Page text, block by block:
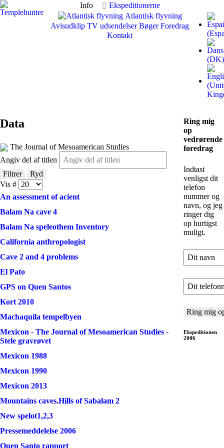
Info
Ekspeditionerne
Atlantisk flyvning
Avisudklip TV udsendelser Bøger Foredrag
Kontakt
Data
The Journal of Mesoamerican Studies
Angiv del af titlen
Filtrer
Ryd
Vis #
An assessment of acient
Balam Na cave 4
Balam Na speleothem Inventory
California anthropologist
Cave 2 and 4 problems
El Pato
GPS on Quen Santos
Kort 2010
Machaquila tempelbyen
Mexicon - The Journal of Mesoamerican Studies -
Stele gravrøvet
Mexicon 1988
Mexicon 1990
Mexicon 2013
Mountains caves.Hills of Sabalam 2
New spelot1,2,3
Pressemeddelelse 2006
Quen Santo rapport
Ring mig
op
vedrørende
foredrag
Indtast
venligst dit
telefon
nummer og
navn, og jeg
ringer dig
op hurtigst
muligt.
Ekspeditionen
2006